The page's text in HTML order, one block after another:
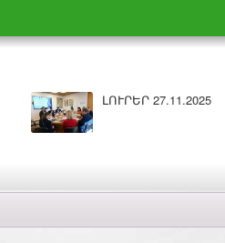
Բարի լույս 26.11.2025